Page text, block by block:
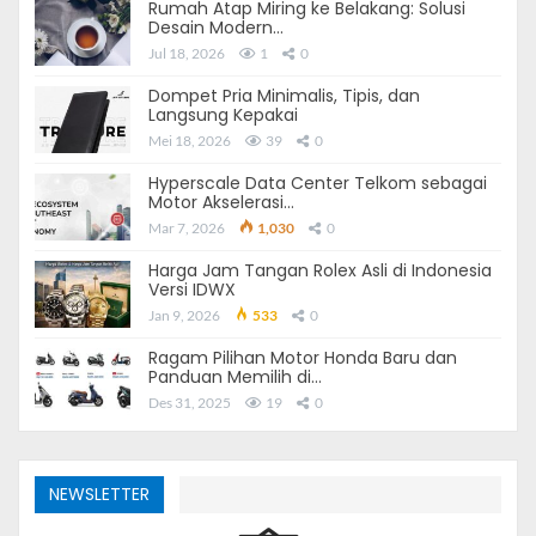
Terkadang, unit operasional di sektor
mengalami pemborosan listrik apabila dinyalakan secara
terus-menerus.
harus mengecek unit operasional yang paling berisiko
menimbulkan boros listrik secara berkala.
Rumah Atap Miring ke Belakang: Solusi
Desain Modern…
Jul 18, 2026 1 0
Dompet Pria Minimalis, Tipis, dan
Langsung Kepakai
Mei 18, 2026 39 0
Hyperscale Data Center Telkom sebagai
Motor Akselerasi…
Mar 7, 2026 1,030 0
Harga Jam Tangan Rolex Asli di Indonesia
Versi IDWX
Jan 9, 2026 533 0
Ragam Pilihan Motor Honda Baru dan
Panduan Memilih di…
Des 31, 2025 19 0
NEWSLETTER